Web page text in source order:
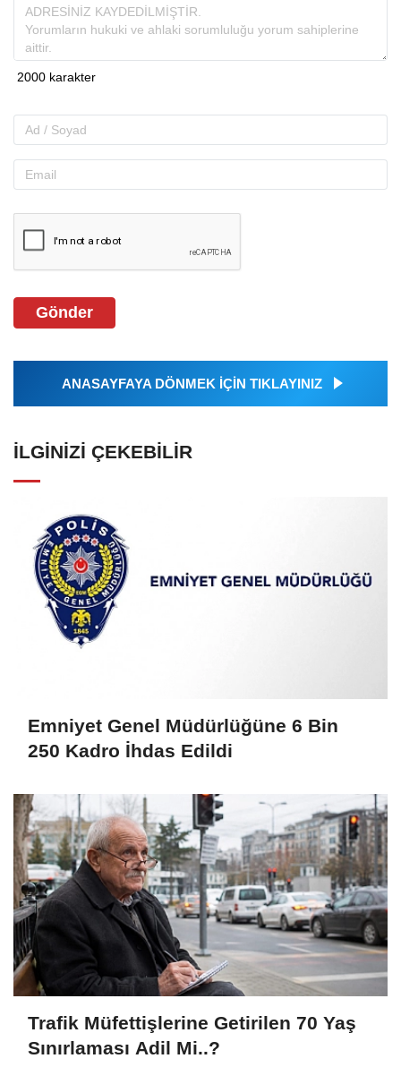
Gönder
ANASAYFAYA DÖNMEK İÇİN TIKLAYINIZ
İLGINIZI ÇEKEBILIR
Emniyet Genel Müdürlüğüne 6 Bin
250 Kadro İhdas Edildi
Trafik Müfettişlerine Getirilen 70 Yaş
Sınırlaması Adil Mi..?